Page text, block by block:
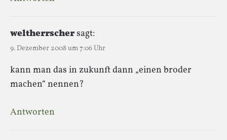
weltherrschersagt:
9. Dezember 2008 um 7:06 Uhr
kann man das in zukunft dann „einen broder
machen“ nennen?
Antworten